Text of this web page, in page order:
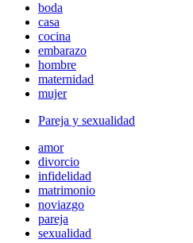
boda
casa
cocina
embarazo
hombre
maternidad
mujer
Pareja y sexualidad
amor
divorcio
infidelidad
matrimonio
noviazgo
pareja
sexualidad